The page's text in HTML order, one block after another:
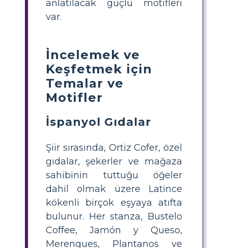
anlatılacak güçlü motifleri
var.
İncelemek ve
Keşfetmek için
Temalar ve
Motifler
İspanyol Gıdalar
Şiir sırasında, Ortiz Cofer, özel
gıdalar, şekerler ve mağaza
sahibinin tuttuğu öğeler
dahil olmak üzere Latince
kökenli birçok eşyaya atıfta
bulunur. Her stanza, Bustelo
Coffee, Jamón y Queso,
Merengues, Plantanos ve